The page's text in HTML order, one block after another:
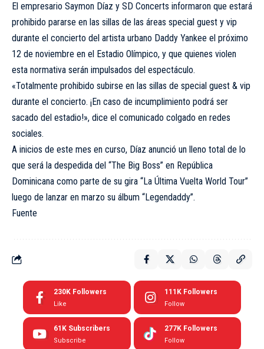
El empresario Saymon Díaz y SD Concerts informaron que estará
prohibido pararse en las sillas de las áreas special guest y vip
durante el concierto del artista urbano Daddy Yankee el próximo
12 de noviembre en el Estadio Olímpico, y que quienes violen
esta normativa serán impulsados del espectáculo.
«Totalmente prohibido subirse en las sillas de special guest & vip
durante el concierto. ¡En caso de incumplimiento podrá ser
sacado del estadio!», dice el comunicado colgado en redes
sociales.
A inicios de este mes en curso, Díaz anunció un lleno total de lo
que será la despedida del “The Big Boss” en República
Dominicana como parte de su gira “La Última Vuelta World Tour”
luego de lanzar en marzo su álbum “Legendaddy”.
Fuente
230K Followers
Like
111K Followers
Follow
61K Subscribers
Subscribe
277K Followers
Follow